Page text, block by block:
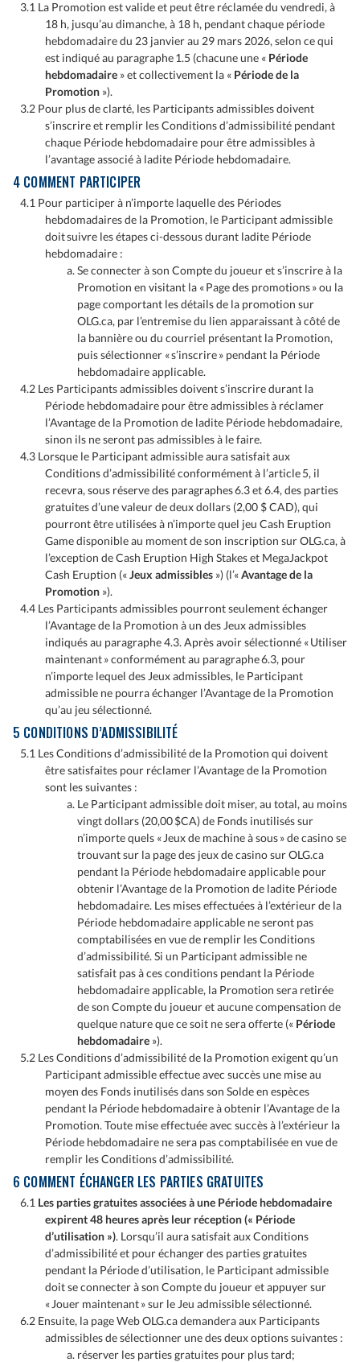
3.1 La Promotion est valide et peut être réclamée du vendredi, à
18 h, jusqu’au dimanche, à 18 h, pendant chaque période
hebdomadaire du 23 janvier au 29 mars 2026, selon ce qui
est indiqué au paragraphe 1.5 (chacune une « Période
hebdomadaire » et collectivement la « Période de la
Promotion »).
3.2 Pour plus de clarté, les Participants admissibles doivent
s’inscrire et remplir les Conditions d’admissibilité pendant
chaque Période hebdomadaire pour être admissibles à
l’avantage associé à ladite Période hebdomadaire.
4 COMMENT PARTICIPER
4.1 Pour participer à n’importe laquelle des Périodes
hebdomadaires de la Promotion, le Participant admissible
doit suivre les étapes ci-dessous durant ladite Période
hebdomadaire :
Se connecter à son Compte du joueur et s’inscrire à la
Promotion en visitant la « Page des promotions » ou la
page comportant les détails de la promotion sur
OLG.ca, par l’entremise du lien apparaissant à côté de
la bannière ou du courriel présentant la Promotion,
puis sélectionner « s’inscrire » pendant la Période
hebdomadaire applicable.
4.2 Les Participants admissibles doivent s’inscrire durant la
Période hebdomadaire pour être admissibles à réclamer
l’Avantage de la Promotion de ladite Période hebdomadaire,
sinon ils ne seront pas admissibles à le faire.
4.3 Lorsque le Participant admissible aura satisfait aux
Conditions d’admissibilité conformément à l’article 5, il
recevra, sous réserve des paragraphes 6.3 et 6.4, des parties
gratuites d’une valeur de deux dollars (2,00 $ CAD), qui
pourront être utilisées à n’importe quel jeu Cash Eruption
Game disponible au moment de son inscription sur OLG.ca, à
l’exception de Cash Eruption High Stakes et MegaJackpot
Cash Eruption («Jeux admissibles ») (l’«Avantage de la
Promotion »).
4.4 Les Participants admissibles pourront seulement échanger
l’Avantage de la Promotion à un des Jeux admissibles
indiqués au paragraphe 4.3. Après avoir sélectionné « Utiliser
maintenant » conformément au paragraphe 6.3, pour
n’importe lequel des Jeux admissibles, le Participant
admissible ne pourra échanger l’Avantage de la Promotion
qu’au jeu sélectionné.
5 CONDITIONS D’ADMISSIBILITÉ
5.1 Les Conditions d’admissibilité de la Promotion qui doivent
être satisfaites pour réclamer l’Avantage de la Promotion
sont les suivantes :
Le Participant admissible doit miser, au total, au moins
vingt dollars (20,00 $CA) de Fonds inutilisés sur
n’importe quels « Jeux de machine à sous » de casino se
trouvant sur la page des jeux de casino sur OLG.ca
pendant la Période hebdomadaire applicable pour
obtenir l’Avantage de la Promotion de ladite Période
hebdomadaire. Les mises effectuées à l’extérieur de la
Période hebdomadaire applicable ne seront pas
comptabilisées en vue de remplir les Conditions
d’admissibilité. Si un Participant admissible ne
satisfait pas à ces conditions pendant la Période
hebdomadaire applicable, la Promotion sera retirée
de son Compte du joueur et aucune compensation de
quelque nature que ce soit ne sera offerte (« Période
hebdomadaire »).
5.2 Les Conditions d’admissibilité de la Promotion exigent qu’un
Participant admissible effectue avec succès une mise au
moyen des Fonds inutilisés dans son Solde en espèces
pendant la Période hebdomadaire à obtenir l’Avantage de la
Promotion. Toute mise effectuée avec succès à l’extérieur la
Période hebdomadaire ne sera pas comptabilisée en vue de
remplir les Conditions d’admissibilité.
6 COMMENT ÉCHANGER LES PARTIES GRATUITES
6.1 Les parties gratuites associées à une Période hebdomadaire
expirent 48 heures après leur réception (« Période
d’utilisation »). Lorsqu’il aura satisfait aux Conditions
d’admissibilité et pour échanger des parties gratuites
pendant la Période d’utilisation, le Participant admissible
doit se connecter à son Compte du joueur et appuyer sur
« Jouer maintenant » sur le Jeu admissible sélectionné.
6.2 Ensuite, la page Web OLG.ca demandera aux Participants
admissibles de sélectionner une des deux options suivantes :
réserver les parties gratuites pour plus tard;